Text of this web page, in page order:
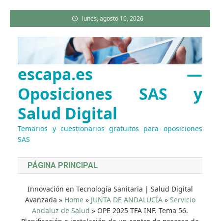
al
contenido
lunes, agosto 10, 2026
escapa.es —
Oposiciones SAS y
Salud Digital
Temarios y cuestionarios gratuitos para oposiciones
SAS
PÁGINA PRINCIPAL
Innovación en Tecnología Sanitaria | Salud Digital
Avanzada » Home » JUNTA DE ANDALUCÍA » Servicio
Andaluz de Salud » OPE 2025 TFA INF. Tema 56.